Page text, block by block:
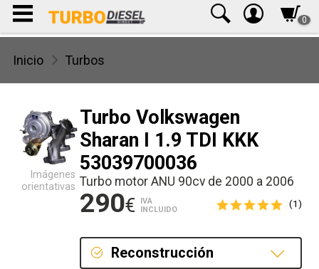
0
Inicio Turbos
Turbo Volkswagen
Sharan I 1.9 TDI KKK
53039700036
Turbo motor ANU 90cv de 2000 a 2006
290€
IVA
INCLUIDO
(1)
Reconstrucción
Imágenes
orientativas